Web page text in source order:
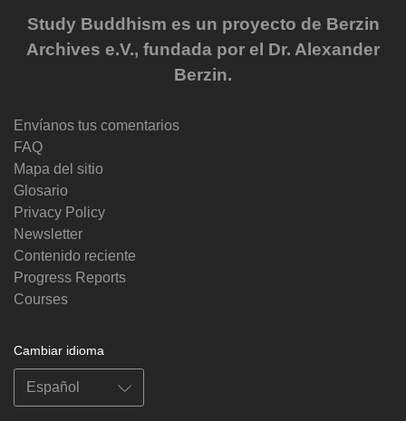
Study Buddhism es un proyecto de Berzin
Archives e.V., fundada por el Dr. Alexander
Berzin.
Envíanos tus comentarios
FAQ
Mapa del sitio
Glosario
Privacy Policy
Newsletter
Contenido reciente
Progress Reports
Courses
Cambiar idioma